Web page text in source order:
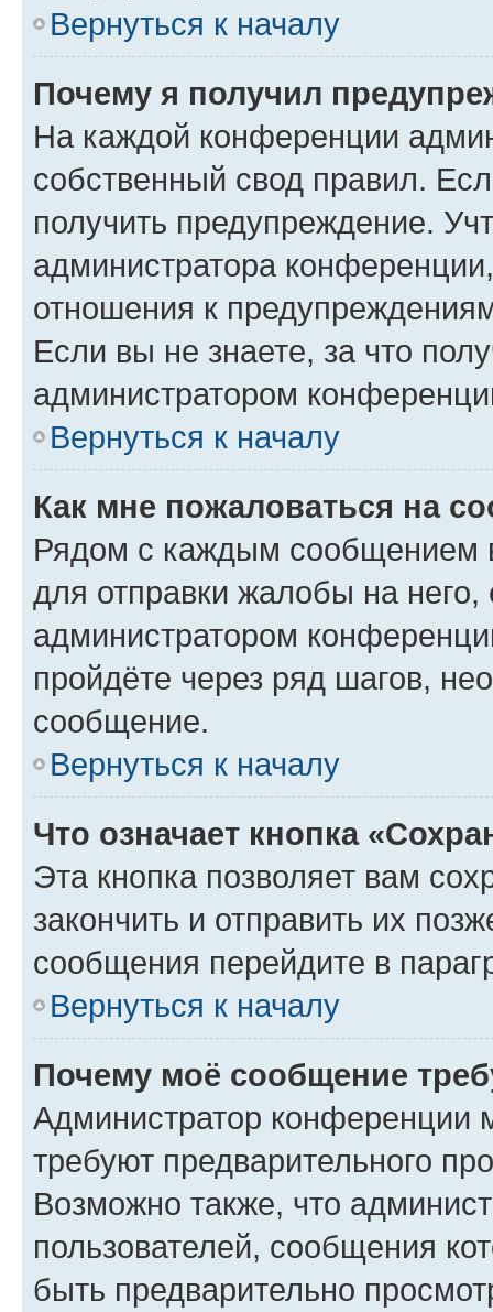
Вернуться к началу
Почему я получил
На каждой конференции
собственный свод правил.
получить предупреждение.
администратора
отношения к
Если вы не знаете, за что
администратором
Вернуться к началу
Как мне пожаловаться на
Рядом с каждым сообщением
для отправки жалобы на
администратором
пройдёте через ряд шагов,
сообщение.
Вернуться к началу
Что означает кнопка
Эта кнопка позволяет вам
закончить и отправить их
сообщения перейдите в
Вернуться к началу
Почему моё сообщение
Администратор конференции
требуют предварительного
Возможно также, что
пользователей, сообщения
быть предварительно